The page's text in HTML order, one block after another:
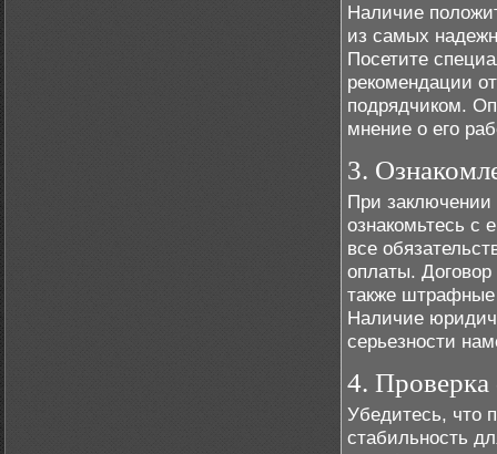
Наличие
из самых
Посетите
рекомендации
подрядчиком.
мнение о его
3.
При заключении
ознакомьтесь с
все
оплаты.
также штрафные
Наличие
серьезности
4. Проверка
Убедитесь, что
стабильность